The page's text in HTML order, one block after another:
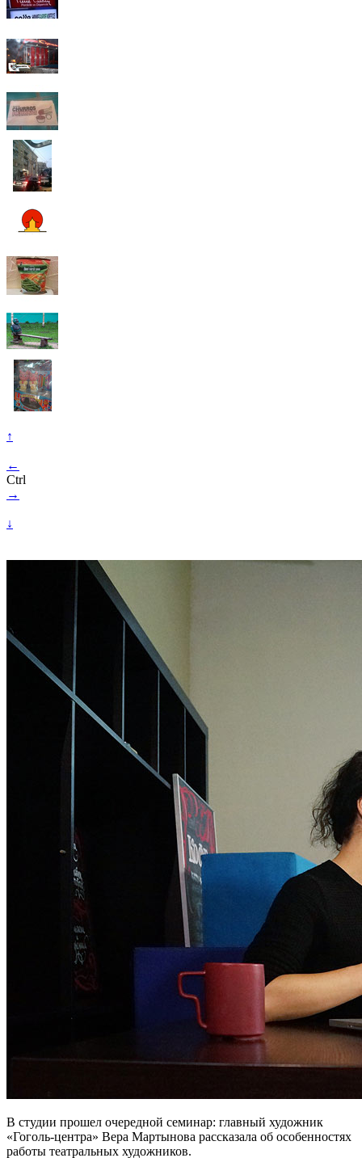
↑
←
Ctrl
→
↓
В студии прошел очередной семинар: главный художник
«Гоголь-центра» Вера Мартынова рассказала об особенностях
работы театральных художников.